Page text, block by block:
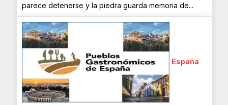
parece detenerse y la piedra guarda memoria de...
España